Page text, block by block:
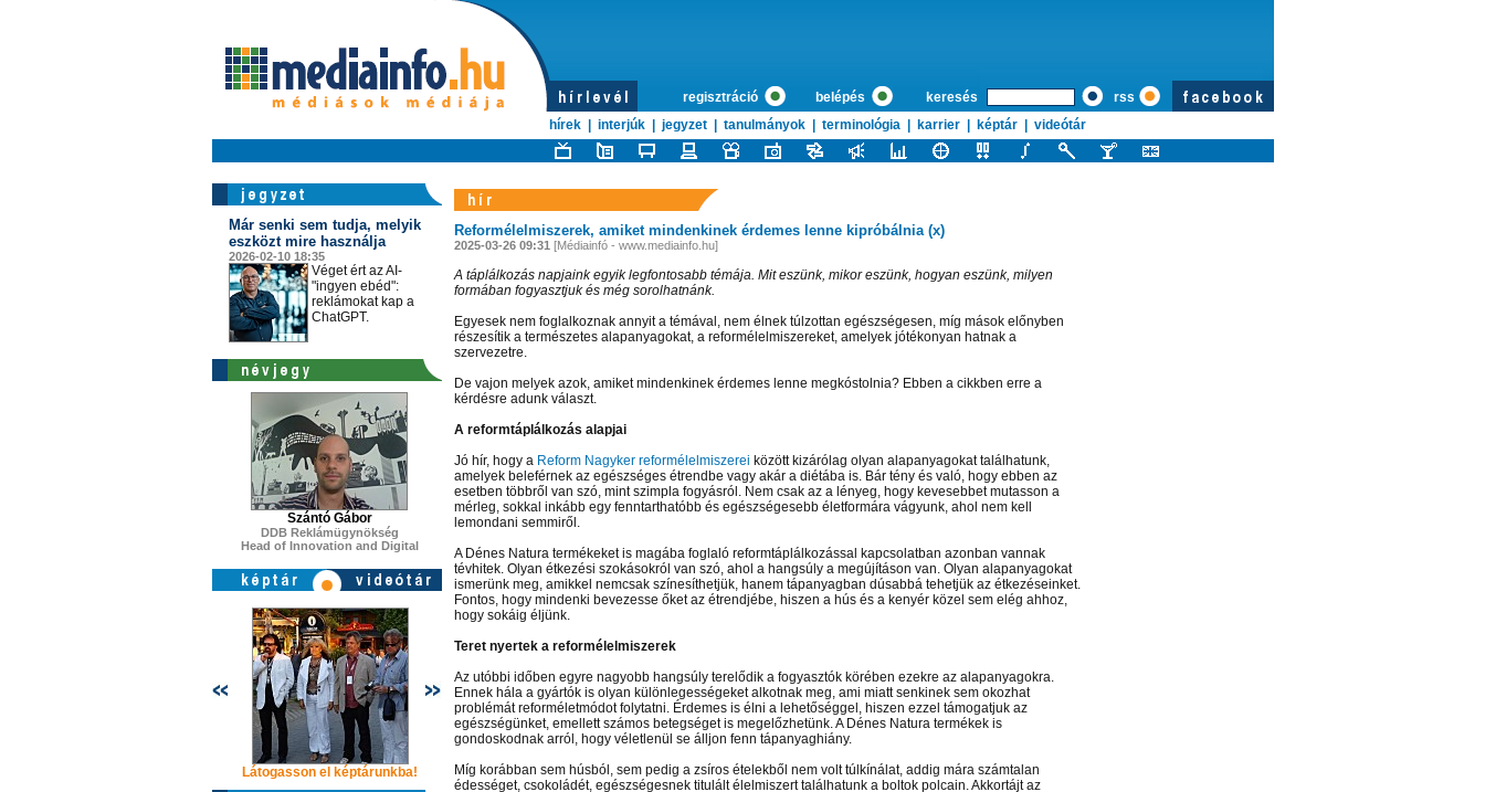
regisztráció belépés keresés
rss
hírek
interjúk jegyzet tanulmányok terminológia karrier képtár videótár
Már senki sem tudja, melyik
eszközt mire használja
2026-02-10 18:35
Véget ért az AI-
"ingyen ebéd":
reklámokat kap a
ChatGPT.
Szántó Gábor
DDB Reklámügynökség
Head of Innovation and Digital
Látogasson el képtárunkba! Látogasson el képtárunkba! Látogasson el képtárunkba! Látogasson el képtárunkba! Látogasson el képtárunkba!
Reformélelmiszerek, amiket mindenkinek érdemes lenne kipróbálnia (x)
2025-03-26 09:31 [Médiainfó - www.mediainfo.hu]
A táplálkozás napjaink egyik legfontosabb témája. Mit eszünk, mikor eszünk, hogyan eszünk, milyen
formában fogyasztjuk és még sorolhatnánk.
Egyesek nem foglalkoznak annyit a témával, nem élnek túlzottan egészségesen, míg mások előnyben
részesítik a természetes alapanyagokat, a reformélelmiszereket, amelyek jótékonyan hatnak a
szervezetre.
De vajon melyek azok, amiket mindenkinek érdemes lenne megkóstolnia? Ebben a cikkben erre a
kérdésre adunk választ.
A reformtáplálkozás alapjai
Jó hír, hogy a Reform Nagyker reformélelmiszerei között kizárólag olyan alapanyagokat találhatunk,
amelyek beleférnek az egészséges étrendbe vagy akár a diétába is. Bár tény és való, hogy ebben az
esetben többről van szó, mint szimpla fogyásról. Nem csak az a lényeg, hogy kevesebbet mutasson a
mérleg, sokkal inkább egy fenntarthatóbb és egészségesebb életformára vágyunk, ahol nem kell
lemondani semmiről.
A Dénes Natura termékeket is magába foglaló reformtáplálkozással kapcsolatban azonban vannak
tévhitek. Olyan étkezési szokásokról van szó, ahol a hangsúly a megújításon van. Olyan alapanyagokat
ismerünk meg, amikkel nemcsak színesíthetjük, hanem tápanyagban dúsabbá tehetjük az étkezéseinket.
Fontos, hogy mindenki bevezesse őket az étrendjébe, hiszen a hús és a kenyér közel sem elég ahhoz,
hogy sokáig éljünk.
Teret nyertek a reformélelmiszerek
Az utóbbi időben egyre nagyobb hangsúly terelődik a fogyasztók körében ezekre az alapanyagokra.
Ennek hála a gyártók is olyan különlegességeket alkotnak meg, ami miatt senkinek sem okozhat
problémát reforméletmódot folytatni. Érdemes is élni a lehetőséggel, hiszen ezzel támogatjuk az
egészségünket, emellett számos betegséget is megelőzhetünk. A Dénes Natura termékek is
gondoskodnak arról, hogy véletlenül se álljon fenn tápanyaghiány.
Míg korábban sem húsból, sem pedig a zsíros ételekből nem volt túlkínálat, addig mára számtalan
édességet, csokoládét, egészségesnek titulált élelmiszert találhatunk a boltok polcain. Akkortájt az